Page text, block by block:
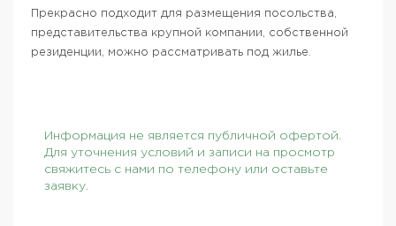
Прекрасно подходит для размещения посольства,
представительства крупной компании, собственной
резиденции, можно рассматривать под жилье.
Информация не является публичной офертой.
Для уточнения условий и записи на просмотр
свяжитесь с нами по телефону или оставьте
заявку.